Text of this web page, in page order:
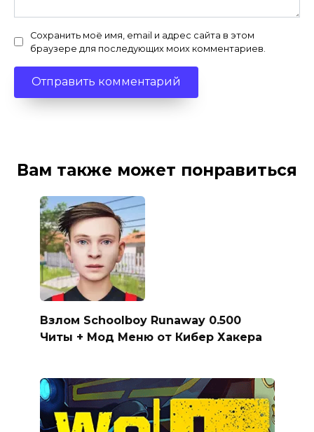
Сохранить моё имя, email и адрес сайта в этом
браузере для последующих моих комментариев.
Вам также может понравиться
Взлом Schoolboy Runaway 0.500
Читы + Мод Меню от Кибер Хакера